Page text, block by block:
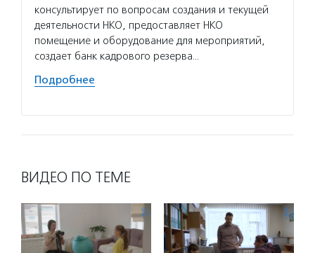
консультирует по вопросам создания и текущей
деятельности НКО, предоставляет НКО
помещение и оборудование для мероприятий,
создает банк кадрового резерва…
Подробнее
ВИДЕО ПО ТЕМЕ